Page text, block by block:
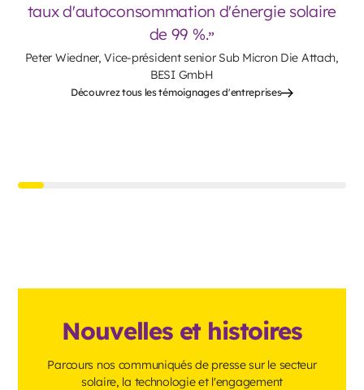
taux d'autoconsommation d'énergie solaire
de 99 %.
Peter Wiedner, Vice-président senior Sub Micron Die Attach,
BESI GmbH
Découvrez tous les témoignages d'entreprises
Nouvelles et histoires
Parcours nos communiqués de presse sur le secteur
solaire, la technologie et l'engagement